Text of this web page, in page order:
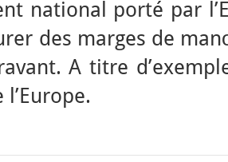
national porté par
des marges de
A titre